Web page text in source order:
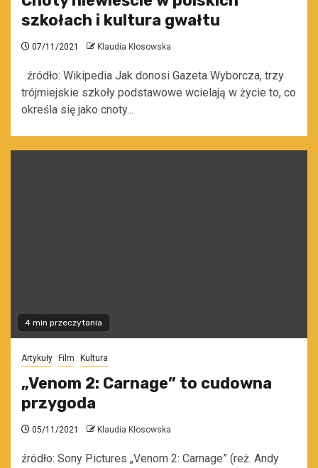
szkołach i kultura gwałtu
07/11/2021 Klaudia Kłosowska
źródło: Wikipedia Jak donosi Gazeta Wyborcza, trzy
trójmiejskie szkoły podstawowe wcielają w życie to, co
określa się jako cnoty...
4 min przeczytania
Artykuły Film Kultura
„Venom 2: Carnage” to cudowna
przygoda
05/11/2021 Klaudia Kłosowska
źródło: Sony Pictures „Venom 2: Carnage” (reż. Andy